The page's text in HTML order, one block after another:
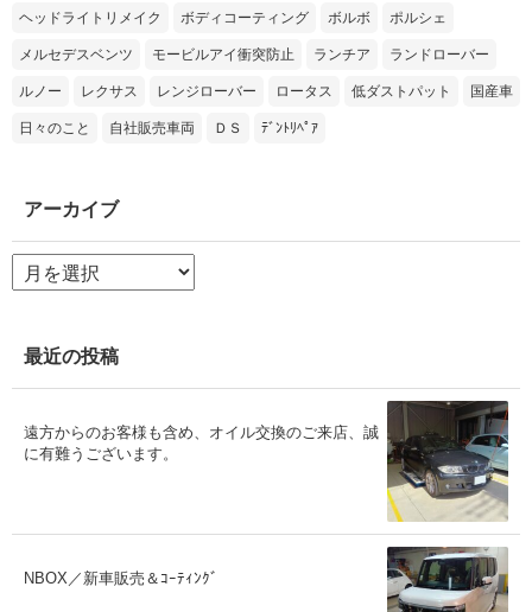
ヘッドライトリメイク ボディコーティング ボルボ ポルシェ
メルセデスベンツ モービルアイ衝突防止 ランチア ランドローバー
ルノー レクサス レンジローバー ロータス 低ダストパット 国産車
日々のこと 自社販売車両 ＤＳ ﾃﾞﾝﾄﾘﾍﾟｱ
アーカイブ
ア
ー
ブ
最近の投稿
遠方からのお客様も含め、オイル交換のご来店、誠
に有難うございます。
NBOX／新車販売＆ｺｰﾃｨﾝｸﾞ